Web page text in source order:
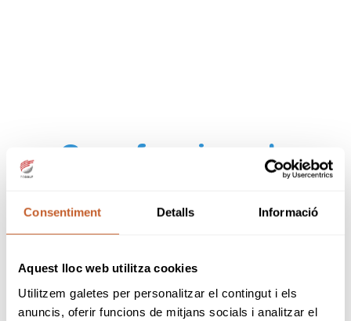
Consentiment Detalls Informació
Aquest lloc web utilitza cookies
Utilitzem galetes per personalitzar el contingut i els
anuncis, oferir funcions de mitjans socials i analitzar el
Com funciona la
targeta electrònica
del Pentagonal?
CLIC AQUÍ